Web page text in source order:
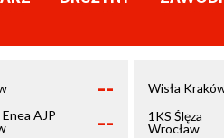
--
Enea AJP
--
Wisła
1KS Ślęza
Wrocław